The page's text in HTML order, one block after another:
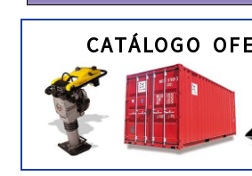
CATÁLOGO